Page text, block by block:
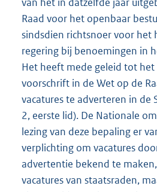
Raad voor het openbaar
sindsdien richtsnoer voor het
regering bij benoemingen in
Het heeft mede geleid tot
voorschrift in de Wet op de
vacatures te adverteren in de
2, eerste lid). De Nationale
lezing van deze bepaling er
verplichting om vacatures
advertentie bekend te
vacatures van staatsraden,